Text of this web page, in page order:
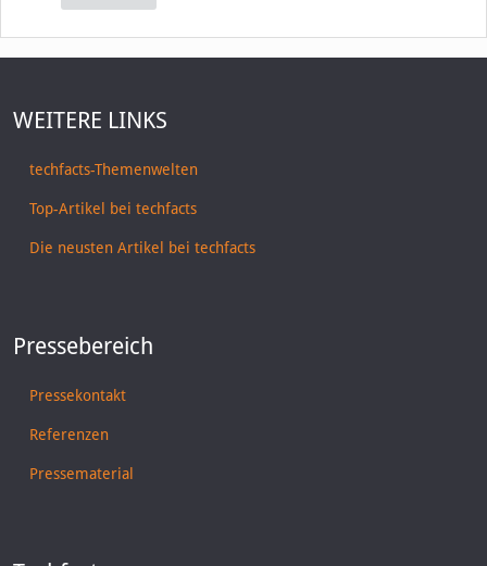
WEITERE LINKS
techfacts-Themenwelten
Top-Artikel bei techfacts
Die neusten Artikel bei techfacts
Pressebereich
Pressekontakt
Referenzen
Pressematerial